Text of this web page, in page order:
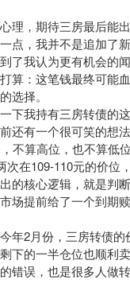
理，期待三房最后能
点，我并不是追加了
我认为更有机会的
算：这笔钱最终可能
选择。
下我持有三房转债的
还有一个很可笑的想
不算高位，也不算低
次在109-110元的价位
核心逻辑，就是判
场提前给了一个到期
年2月份，三房转债
下的一半仓位也顺利
错误，也是很多人做